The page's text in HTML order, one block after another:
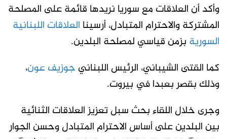
وأكد أن العلاقات مع سوريا نريدها قائمة على المصلحة
المشتركة والاحترام المتبادل، أرسينا العلاقات اللبنانية
السورية بزمن قياسي لمصلحة البلدين.
كما القتى الشيباني، الرئيس اللبناني جوزيف عون،
وذلك بقصر بعبدا في بيروت.
وجرى خلال اللقاء بحث سبل تعزيز العلاقات الثنائية
بين البلدين على أساس الاحترام المتبادل وحسن الجوار